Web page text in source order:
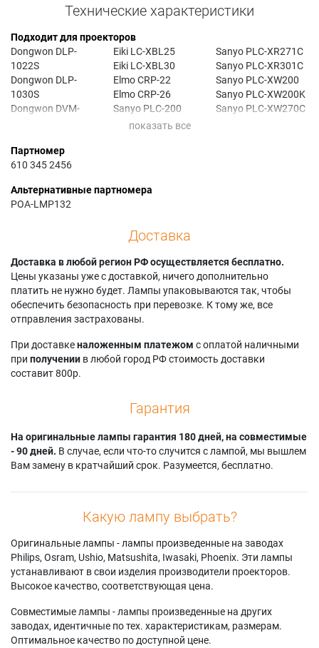
Технические характеристики
Подходит для проекторов
Dongwon DLP-
1022S
Dongwon DLP-
1030S
Dongwon DVM-
C100M
Eiki LC-XBL20
Eiki LC-XBL25
Eiki LC-XBL30
Elmo CRP-22
Elmo CRP-26
Sanyo PLC-200
Sanyo PLC-XE33
Sanyo PLC-XR271C
Sanyo PLC-XR301C
Sanyo PLC-XW200
Sanyo PLC-XW200K
Sanyo PLC-XW270C
Партномер
610 345 2456
Альтернативные партномера
POA-LMP132
Доставка
Доставка в любой регион РФ осуществляется бесплатно.
Цены указаны уже с доставкой, ничего дополнительно
платить не нужно будет. Лампы упаковываются так, чтобы
обеспечить безопасность при перевозке. К тому же, все
отправления застрахованы.
При доставкеналоженным платежом с оплатой наличными
при получении в любой город РФ стоимость доставки
составит 800р.
Гарантия
На оригинальные лампы гарантия 180 дней, на совместимые
- 90 дней. В случае, если что-то случится с лампой, мы вышлем
Вам замену в кратчайший срок. Разумеется, бесплатно.
Какую лампу выбрать?
Оригинальные лампы - лампы произведенные на заводах
Philips, Osram, Ushio, Matsushita, Iwasaki, Phoenix. Эти лампы
устанавливают в свои изделия производители проекторов.
Высокое качество, соответствующая цена.
Совместимые лампы - лампы произведенные на других
заводах, идентичные по тех. характеристикам, размерам.
Оптимальное качество по доступной цене.